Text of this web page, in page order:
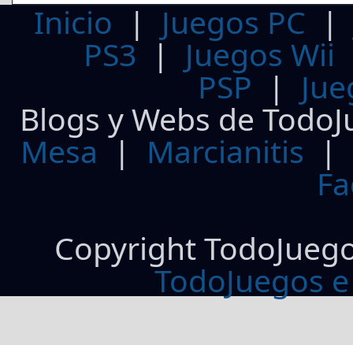
Inicio | Juegos PC
PS3| Juegos Wii
PSP |
Blogs y Webs de
Mesa | Marcianitis |
Copyright
TodoJuegos